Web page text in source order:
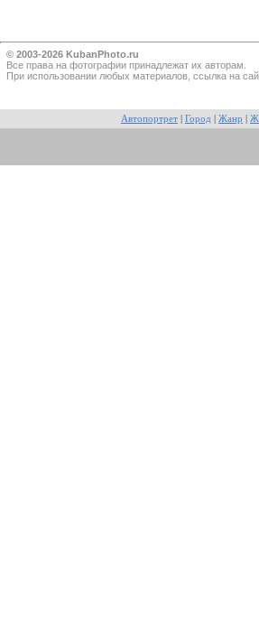
© 2003-2026 KubanPhoto.ru
Все прaва на фотографии принадлежат их авторам.
При использовании любых материалов, ссылка на
Автопортрет Город Жанр